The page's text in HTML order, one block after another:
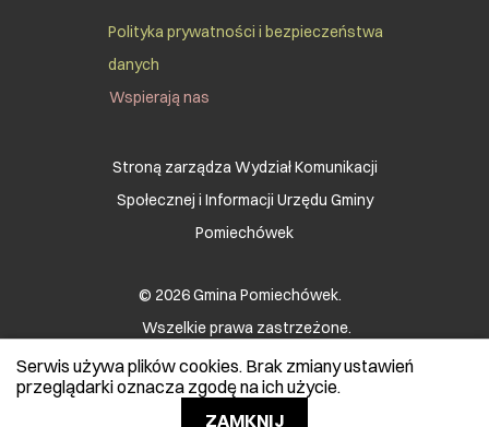
Social Menu Footer
Polityka prywatności i bezpieczeństwa
danych
Wspierają nas
Stroną zarządza Wydział Komunikacji
Społecznej i Informacji Urzędu Gminy
Pomiechówek
© 2026 Gmina Pomiechówek.
Wszelkie prawa zastrzeżone.
Realizacja:Ideo
Serwis używa plików cookies. Brak zmiany ustawień
przeglądarki oznacza zgodę na ich użycie.
ZAMKNIJ